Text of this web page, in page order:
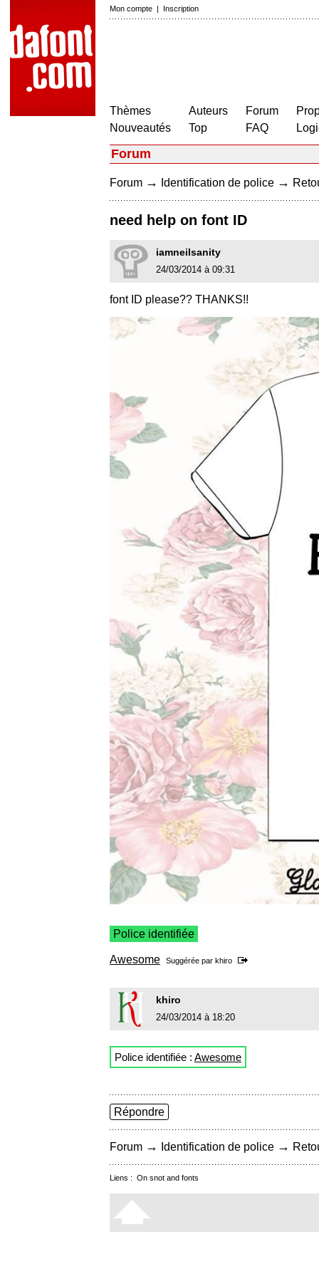
Mon compte | Inscription
Thèmes
Nouveautés
Auteurs
Top
Forum
FAQ
Forum
Forum → Identification de police →
need help on font ID
iamneilsanity
24/03/2014 à 09:31
font ID please?? THANKS!!
Police identifiée
Awesome Suggérée par khiro
khiro
24/03/2014 à 18:20
Police identifiée : Awesome
Répondre
Forum → Identification de police →
Liens : On snot and fonts